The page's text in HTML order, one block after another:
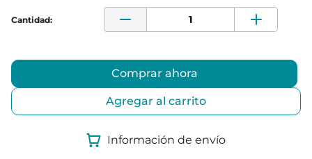
Comprar ahora
Agregar al carrito
Información de envío